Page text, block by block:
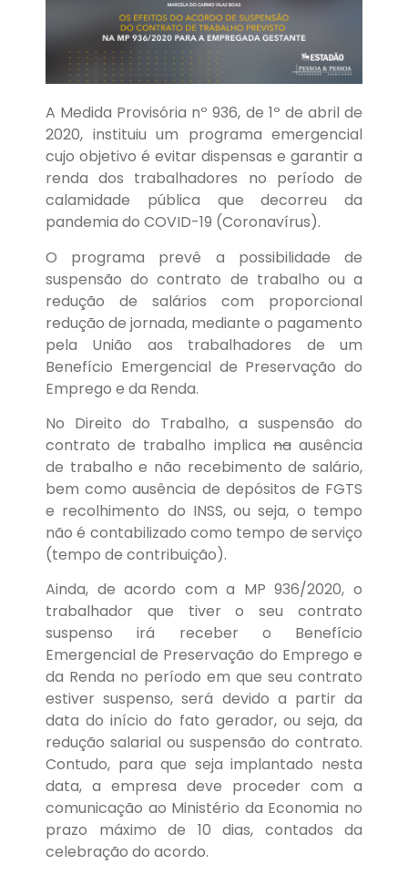
A Medida Provisória nº 936, de 1º de abril de
2020, instituiu um programa emergencial
cujo objetivo é evitar dispensas e garantir a
renda dos trabalhadores no período de
calamidade pública que decorreu da
pandemia do COVID-19 (Coronavírus).
O programa prevê a possibilidade de
suspensão do contrato de trabalho ou a
redução de salários com proporcional
redução de jornada, mediante o pagamento
pela União aos trabalhadores de um
Benefício Emergencial de Preservação do
Emprego e da Renda.
No Direito do Trabalho, a suspensão do
contrato de trabalho implicanaausência
de trabalho e não recebimento de salário,
bem como ausência de depósitos de FGTS
e recolhimento do INSS, ou seja, o tempo
não é contabilizado como tempo de serviço
(tempo de contribuição).
Ainda, de acordo com a MP 936/2020, o
trabalhador que tiver o seu contrato
suspenso irá receber o Benefício
Emergencial de Preservação do Emprego e
da Renda no período em que seu contrato
estiver suspenso, será devido a partir da
data do início do fato gerador, ou seja, da
redução salarial ou suspensão do contrato.
Contudo, para que seja implantado nesta
data, a empresa deve proceder com a
comunicação ao Ministério da Economia no
prazo máximo de 10 dias, contados da
celebração do acordo.